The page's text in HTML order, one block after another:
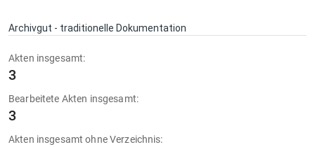
Archivgut - traditionelle Dokumentation
Akten insgesamt:
3
Bearbeitete Akten insgesamt:
3
Akten insgesamt ohne Verzeichnis: